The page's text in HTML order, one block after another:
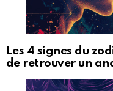
Les 4 signes du
de retrouver un